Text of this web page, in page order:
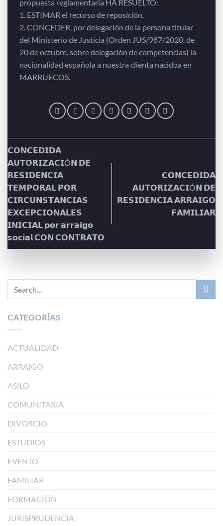
propuesta reglamentaria HA RESUELTO:
1. ESTIMAR el recurso de reposición.
2. CONCEDER, por delegación de la persona titular
del Ministerio de Justicia (Orden JUS/987/2020, de
20 de octubre, sobre delegación de competencias) la
nacionalidad española a nuestra clienta nacidoa en
MARRUECOS.
𝗖𝗢𝗡𝗖𝗘𝗗𝗜𝗗𝗔
𝗔𝗨𝗧𝗢𝗥𝗜𝗭𝗔𝗖𝗜Ó𝗡 𝗗𝗘
𝗥𝗘𝗦𝗜𝗗𝗘𝗡𝗖𝗜𝗔
𝗧𝗘𝗠𝗣𝗢𝗥𝗔𝗟 𝗣𝗢𝗥
𝗖𝗜𝗥𝗖𝗨𝗡𝗦𝗧𝗔𝗡𝗖𝗜𝗔𝗦
𝗘𝗫𝗖𝗘𝗣𝗖𝗜𝗢𝗡𝗔𝗟𝗘𝗦
𝗜𝗡𝗜𝗖𝗜𝗔𝗟 𝗽𝗼𝗿 𝗮𝗿𝗿𝗮𝗶𝗴𝗼
𝘀𝗼𝗰𝗶𝗮𝗹 𝗖𝗢𝗡 𝗖𝗢𝗡𝗧𝗥𝗔𝗧𝗢
𝗖𝗢𝗡𝗖𝗘𝗗𝗜𝗗𝗔
𝗔𝗨𝗧𝗢𝗥𝗜𝗭𝗔𝗖𝗜Ó𝗡 𝗗𝗘
𝗥𝗘𝗦𝗜𝗗𝗘𝗡𝗖𝗜𝗔 𝗔𝗥𝗥𝗔𝗜𝗚𝗢
𝗙𝗔𝗠𝗜𝗟𝗜𝗔𝗥
CATEGORÍAS
ACTUALIDAD
ARRAIGO
ASILO
COMUNITARIA
DIVORCIO
ESTUDIOS
EVENTO
FAMILIAR
FORMACIÓN
JURISPRUDENCIA